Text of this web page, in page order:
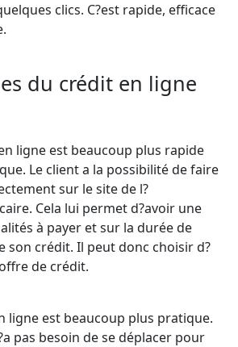
clics. C?est rapide, efficace
du crédit en ligne
ligne est beaucoup plus rapide
Le client a la possibilité de faire
sur le site de l?
Cela lui permet d?avoir une
à payer et sur la durée de
son crédit. Il peut donc choisir d?
de crédit.
ligne est beaucoup plus pratique.
pas besoin de se déplacer pour